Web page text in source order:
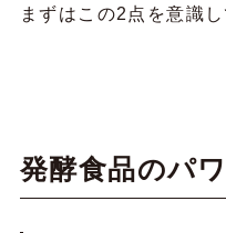
まずはこの2点を意識し
発酵食品のパ